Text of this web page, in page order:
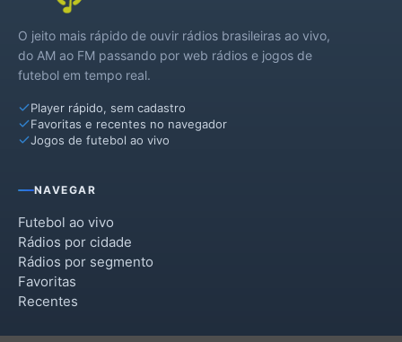
O jeito mais rápido de ouvir rádios brasileiras ao vivo,
do AM ao FM passando por web rádios e jogos de
futebol em tempo real.
Player rápido, sem cadastro
Favoritas e recentes no navegador
Jogos de futebol ao vivo
NAVEGAR
Futebol ao vivo
Rádios por cidade
Rádios por segmento
Favoritas
Recentes